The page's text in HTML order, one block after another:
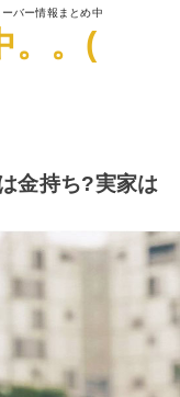
バー情報まとめ中
。。(
金持ち?実家は